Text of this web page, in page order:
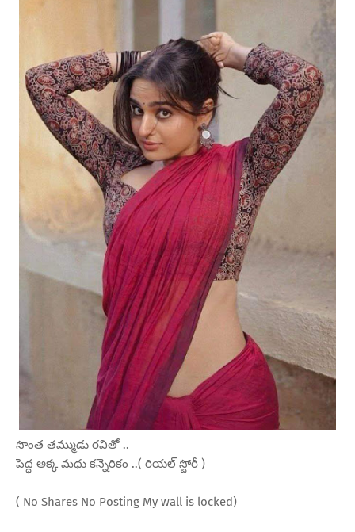
సొంత తమ్ముడు రవితో ..
పెద్ధ అక్క మధు కన్నెరికం ..( రియల్ స్టోరీ )
( No Shares No Posting My wall is locked)